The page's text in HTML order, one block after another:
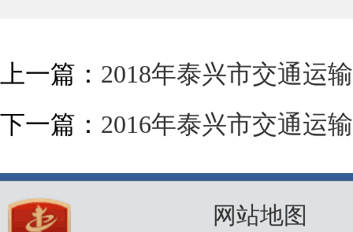
上一篇： 2018年泰兴市交通运
下一篇： 2016年泰兴市交通运
网站地图